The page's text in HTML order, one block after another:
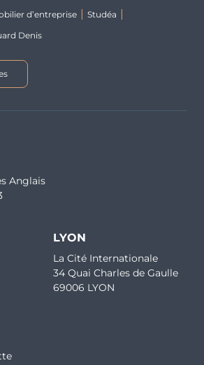
d’entreprise
Studéa
Denis
Anglais
LYON
La Cité Internationale
34 Quai Charles de Gaulle
69006 LYON